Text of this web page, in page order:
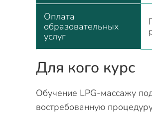
Оплата
образовательных
услуг
Для кого курс
Обучение LPG-массажу
востребованную